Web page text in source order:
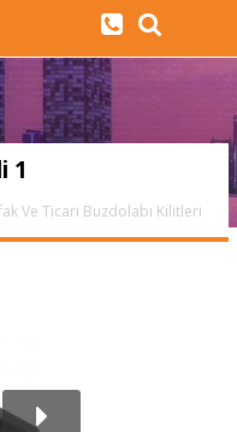
1
Ve Ticari Buzdolabı Kilitleri